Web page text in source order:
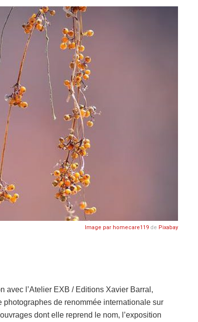
Image par homecare119 de Pixabay
avec l’Atelier EXB / Editions Xavier Barral,
photographes de renommée internationale sur
dont elle reprend le nom, l’exposition